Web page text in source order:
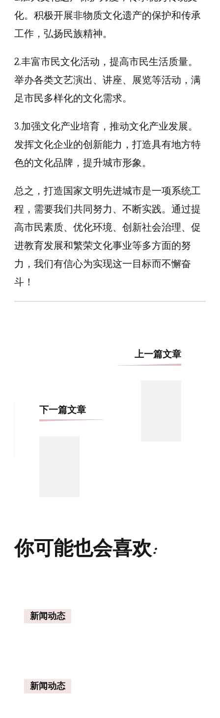
化。积极开展非物质文化遗产的保护和传承
工作，弘扬民族精神。
2.丰富市民文化活动，提高市民生活质量。
举办各类文艺演出、讲座、展览等活动，满
足市民多样化的文化需求。
3.加强文化产业培育，推动文化产业发展。
发挥文化企业的创新能力，打造具有地方特
色的文化品牌，提升城市形象。
总之，打造国家文明先进城市是一项系统工
程，需要我们共同努力、不断实践。通过提
高市民素质、优化环境、创新社会治理、促
进教育发展和繁荣文化事业等多方面的努
力，我们有信心为实现这一目标而不懈奋
斗！
上一篇文章
下一篇文章
你可能也会喜欢:
新闻动态
新闻动态